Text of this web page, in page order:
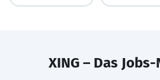
XING – Das